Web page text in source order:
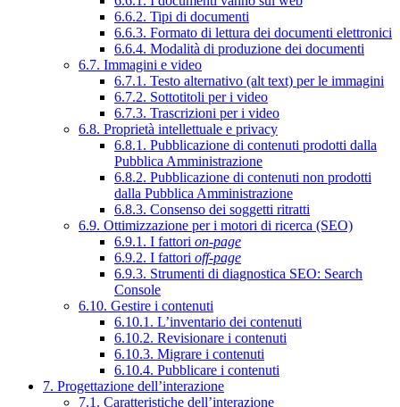
6.6.2. Tipi di documenti
6.6.3. Formato di lettura dei documenti elettronici
6.6.4. Modalità di produzione dei documenti
6.7. Immagini e video
6.7.1. Testo alternativo (alt text) per le immagini
6.7.2. Sottotitoli per i video
6.7.3. Trascrizioni per i video
6.8. Proprietà intellettuale e privacy
6.8.1. Pubblicazione di contenuti prodotti dalla
Pubblica Amministrazione
6.8.2. Pubblicazione di contenuti non prodotti
dalla Pubblica Amministrazione
6.8.3. Consenso dei soggetti ritratti
6.9. Ottimizzazione per i motori di ricerca (SEO)
6.9.1. I fattori on-page
6.9.2. I fattori off-page
6.9.3. Strumenti di diagnostica SEO: Search
Console
6.10. Gestire i contenuti
6.10.1. L’inventario dei contenuti
6.10.2. Revisionare i contenuti
6.10.3. Migrare i contenuti
6.10.4. Pubblicare i contenuti
7. Progettazione dell’interazione
7.1. Caratteristiche dell’interazione